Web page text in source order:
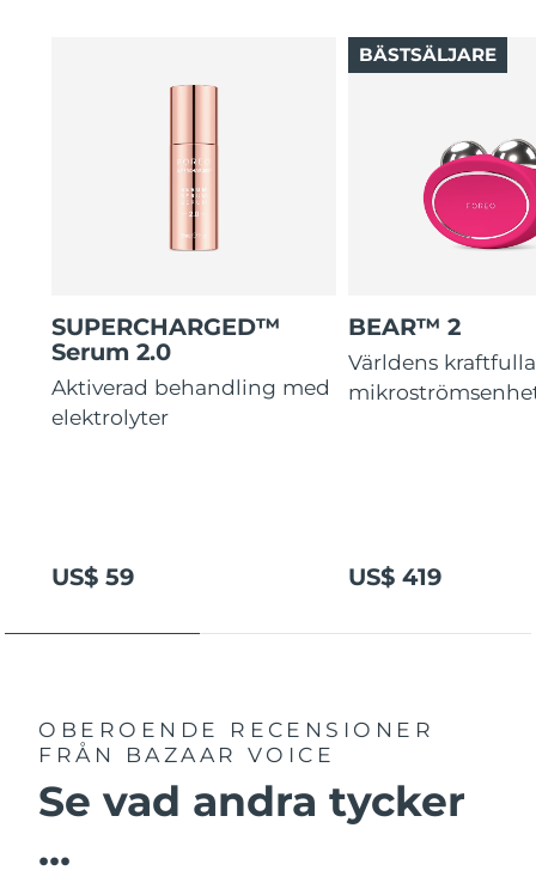
SUPERCHARGED™
Serum 2.0
Aktiverad behandling med
elektrolyter
US$ 59
BEAR™ 2
Världens
US$ 419
BÄSTSÄLJARE
OBEROENDE RECENSIONER
FRÅN BAZAAR VOICE
Se vad andra tycker
...